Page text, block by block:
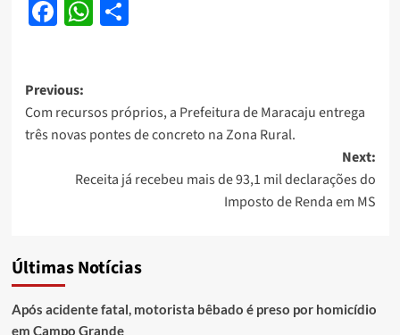
Facebook
WhatsApp
Share
Post
navigation
Previous:
Com recursos próprios, a Prefeitura de Maracaju entrega
três novas pontes de concreto na Zona Rural.
Next:
Receita já recebeu mais de 93,1 mil declarações do
Imposto de Renda em MS
Últimas Notícias
Após acidente fatal, motorista bêbado é preso por homicídio
em Campo Grande